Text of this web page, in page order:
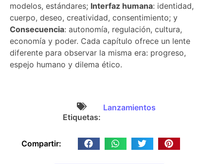
modelos, estándares; Interfaz humana: identidad,
cuerpo, deseo, creatividad, consentimiento; y
Consecuencia: autonomía, regulación, cultura,
economía y poder. Cada capítulo ofrece un lente
diferente para observar la misma era: progreso,
espejo humano y dilema ético.
Etiquetas:
Lanzamientos
Compartir: